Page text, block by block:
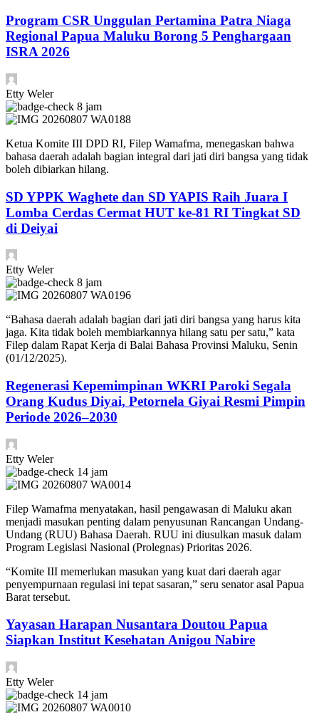
Program CSR Unggulan Pertamina Patra Niaga
Regional Papua Maluku Borong 5 Penghargaan
ISRA 2026
Etty Weler
8 jam
​Ketua Komite III DPD RI, Filep Wamafma, menegaskan bahwa
bahasa daerah adalah bagian integral dari jati diri bangsa yang tidak
boleh dibiarkan hilang.
SD YPPK Waghete dan SD YAPIS Raih Juara I
Lomba Cerdas Cermat HUT ke-81 RI Tingkat SD
di Deiyai
Etty Weler
8 jam
​“Bahasa daerah adalah bagian dari jati diri bangsa yang harus kita
jaga. Kita tidak boleh membiarkannya hilang satu per satu,” kata
Filep dalam Rapat Kerja di Balai Bahasa Provinsi Maluku, Senin
(01/12/2025).
Regenerasi Kepemimpinan WKRI Paroki Segala
Orang Kudus Diyai, Petornela Giyai Resmi Pimpin
Periode 2026–2030
Etty Weler
14 jam
Filep Wamafma menyatakan, hasil pengawasan di Maluku akan
menjadi masukan penting dalam penyusunan Rancangan Undang-
Undang (RUU) Bahasa Daerah. RUU ini diusulkan masuk dalam
Program Legislasi Nasional (Prolegnas) Prioritas 2026.
​“Komite III memerlukan masukan yang kuat dari daerah agar
penyempurnaan regulasi ini tepat sasaran,” seru senator asal Papua
Barat tersebut.
Yayasan Harapan Nusantara Doutou Papua
Siapkan Institut Kesehatan Anigou Nabire
Etty Weler
14 jam